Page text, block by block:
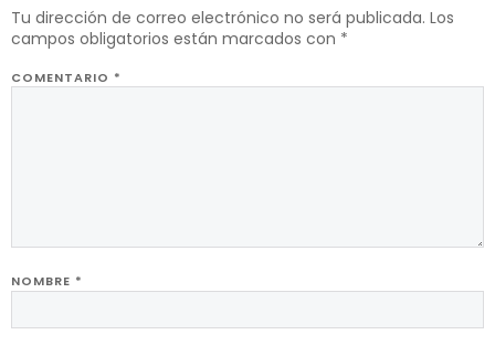
Tu dirección de correo electrónico no será publicada. Los
campos obligatorios están marcados con *
COMENTARIO *
NOMBRE *